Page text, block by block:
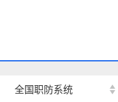
全国职防系统